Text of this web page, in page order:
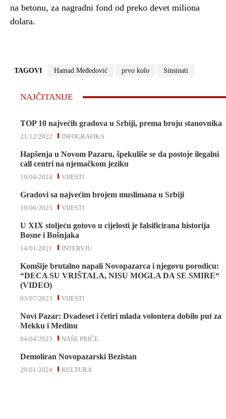
na betonu, za nagradni fond od preko devet miliona
dolara.
TAGOVI Hamad Međedović prvo kolo Sinsinati
NAJČITANIJE
TOP 10 najvećih gradova u Srbiji, prema broju stanovnika
INFOGRAFIKA
21/12/2022
Hapšenja u Novom Pazaru, špekuliše se da postoje ilegalni
call centri na njemačkom jeziku
VIJESTI
19/04/2024
Gradovi sa najvećim brojem muslimana u Srbiji
VIJESTI
19/06/2023
U XIX stoljeću gotovo u cijelosti je falsificirana historija
Bosne i Bošnjaka
INTERVJU
14/01/2021
Komšije brutalno napali Novopazarca i njegovu porodicu:
“DECA SU VRIŠTALA, NISU MOGLA DA SE SMIRE“
(VIDEO)
VIJESTI
03/07/2023
Novi Pazar: Dvadeset i četiri mlada volontera dobilo put za
Mekku i Medinu
NAŠE PRIČE
04/04/2023
Demoliran Novopazarski Bezistan
KULTURA
29/01/2024